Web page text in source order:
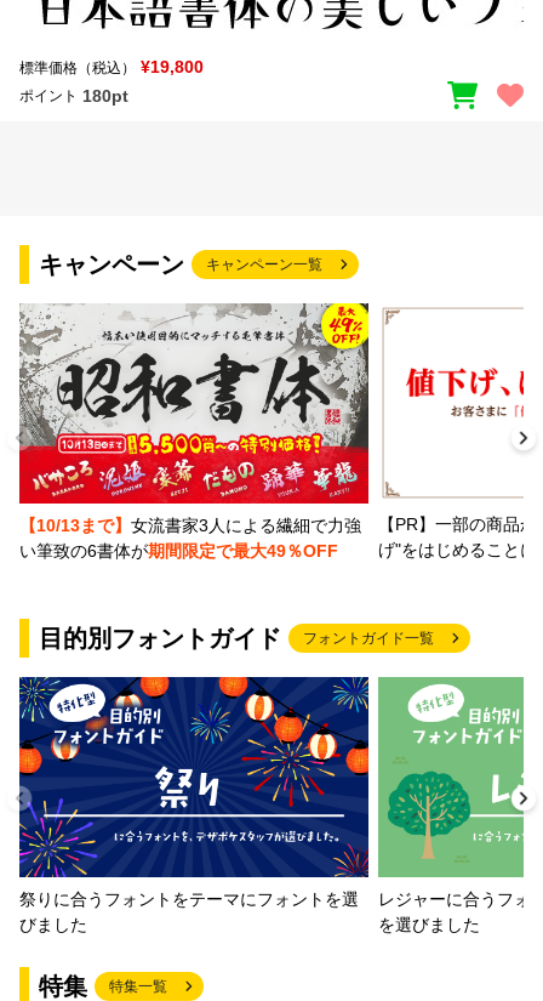
セット or 単体
〜
リセット 検索
標準価格（税込） ¥19,800
ポイント 180pt
キャンペーン キャンペーン一覧
【10/13まで】 女流書家3人による繊細で力強
い筆致の6書体が期間限定で最大49％OFF
【PR】一部の商品
げ"をはじめること
目的別フォントガイド フォントガイド一覧
祭りに合うフォントをテーマにフォントを選
びました
レジャーに合うフォ
を選びました
特集 特集一覧